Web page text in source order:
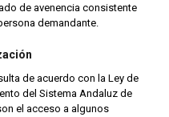
de avenencia consistente
demandante.
de acuerdo con la Ley de
del Sistema Andaluz de
el acceso a algunos